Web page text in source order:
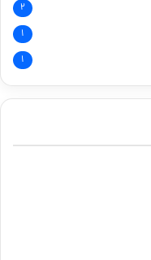
۲
۱
۱